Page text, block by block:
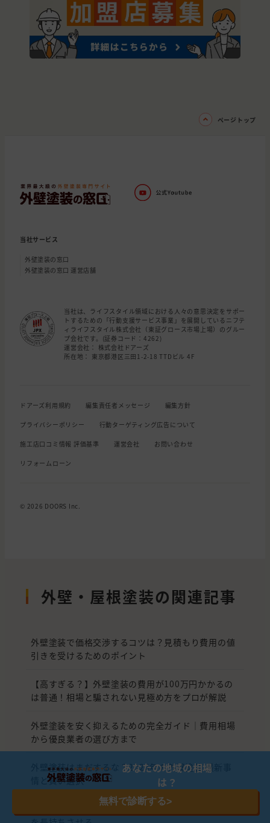
ページトップ
当社サービス
外壁塗装の窓口
外壁塗装の窓口 運営店舗
当社は、ライフスタイル領域における人々の意思決定をサポー
トするための「行動支援サービス事業」を展開しているニフテ
ィライフスタイル株式会社（東証グロース市場上場）のグルー
プ会社です。(証券コード：4262)
運営会社： 株式会社ドアーズ
所在地： 東京都港区三田1-2-18 TTDビル 4F
ドアーズ利用規約 編集責任者メッセージ 編集方針
プライバシーポリシー 行動ターゲティング広告について
施工店口コミ情報 評価基準 運営会社 お問い合わせ
リフォームローン
© 2026 DOORS Inc.
外壁・屋根塗装の関連記事
外壁塗装で価格交渉するコツは？見積もり費用の値
引きを受けるためのポイント
【高すぎる？】外壁塗装の費用が100万円かかるの
は普通！相場と騙されない見極め方をプロが解説
外壁塗装を安く抑えるための完全ガイド｜費用相場
から優良業者の選び方まで
外壁塗装はまだするな？2026年の外壁塗装 最新事
情と賢い選択
外壁塗装の耐用年数：最適な時期を見極め、住まい
あなたの地域の相場
は？
無料で診断する>